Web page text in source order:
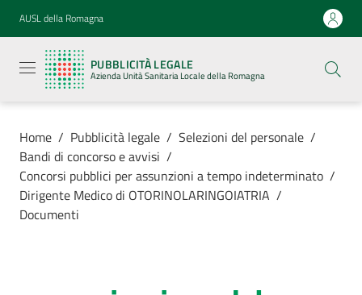
Vai al contenuto
Vai alla navigazione
Vai al footer
AUSL della Romagna
PUBBLICITÀ LEGALE
Azienda Unità Sanitaria Locale della Romagna
legale
Azienda
Unità
Locale della
Azienda
Home / Pubblicità legale / Selezioni del personale /
Bandi di concorso e avvisi /
Concorsi pubblici per assunzioni a tempo indeterminato /
Dirigente Medico di OTORINOLARINGOIATRIA /
Documenti